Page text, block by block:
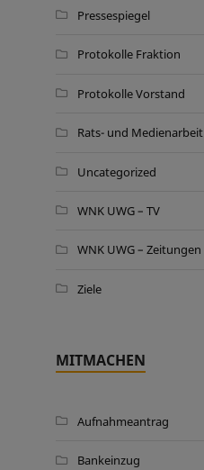
Pressespiegel
Protokolle Fraktion
Protokolle Vorstand
Rats- und Medienarbeit
Uncategorized
WNK UWG – TV
WNK UWG – Zeitungen
Ziele
MITMACHEN
Aufnahmeantrag
Bankeinzug